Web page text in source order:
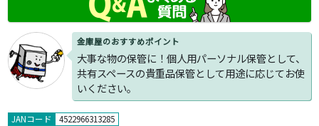
金庫屋のおすすめポイント
大事な物の保管に！個人用パーソナル保管として、
共有スペースの貴重品保管として用途に応じてお使
いください。
JANコード 4522966313285